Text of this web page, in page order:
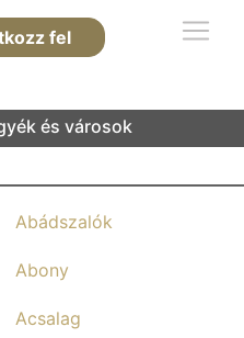
fel
és városok
Abádszalók
Abony
Acsalag